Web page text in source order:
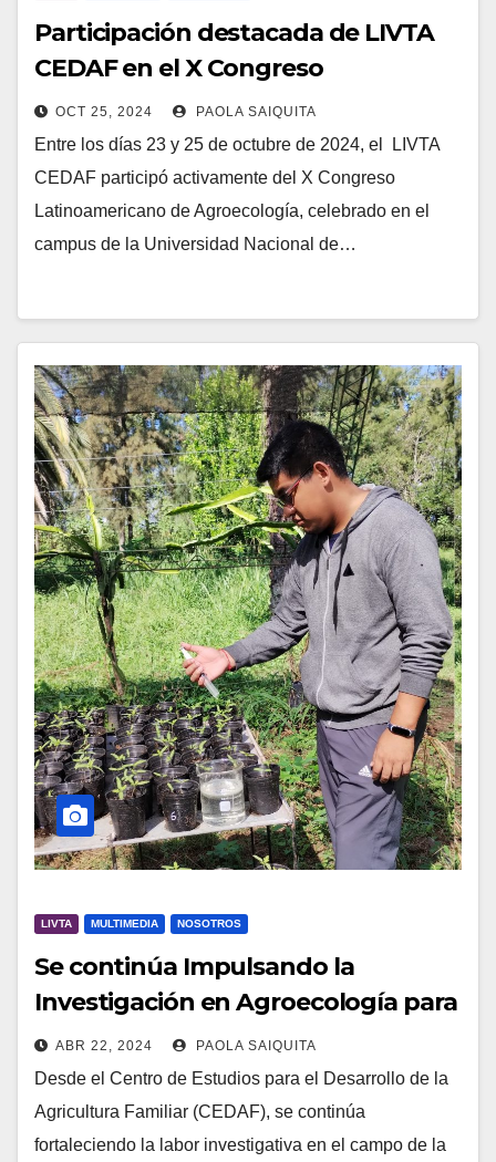
Participación destacada de LIVTA
CEDAF en el X Congreso
Latinoamericano de Agroecología –
Paraguay 2024
OCT 25, 2024 PAOLA SAIQUITA
Entre los días 23 y 25 de octubre de 2024, el LIVTA
CEDAF participó activamente del X Congreso
Latinoamericano de Agroecología, celebrado en el
campus de la Universidad Nacional de…
LIVTA MULTIMEDIA NOSOTROS
Se continúa Impulsando la
Investigación en Agroecología para
Beneficio de la Agricultura Familiar
ABR 22, 2024 PAOLA SAIQUITA
Desde el Centro de Estudios para el Desarrollo de la
Agricultura Familiar (CEDAF), se continúa
fortaleciendo la labor investigativa en el campo de la